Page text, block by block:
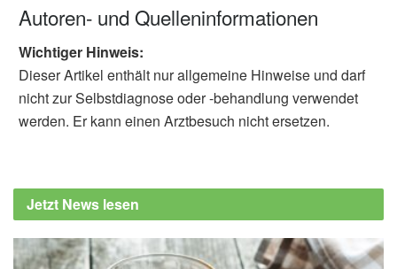
Autoren- und Quelleninformationen
Wichtiger Hinweis:
Dieser Artikel enthält nur allgemeine Hinweise und darf
nicht zur Selbstdiagnose oder -behandlung verwendet
werden. Er kann einen Arztbesuch nicht ersetzen.
Jetzt News lesen